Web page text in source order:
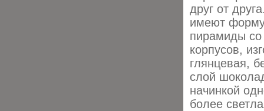
друг от
имеют
пирамиды со
корпусов,
глянцевая,
слой
начинкой
более